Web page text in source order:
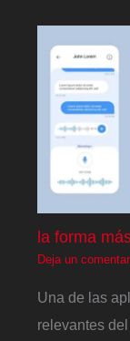
la forma
Deja un
Una de las
relevantes